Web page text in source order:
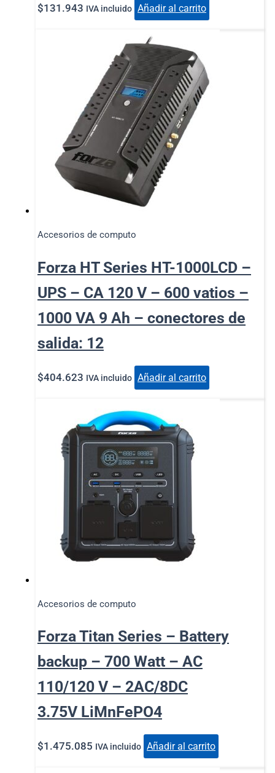
$131.943 IVA incluido Añadir al carrito
Accesorios de computo
Forza HT Series HT-1000LCD –
UPS – CA 120 V – 600 vatios –
1000 VA 9 Ah – conectores de
salida: 12
$404.623 IVA incluido Añadir al carrito
Accesorios de computo
Forza Titan Series – Battery
backup – 700 Watt – AC
110/120 V – 2AC/8DC
3.75V LiMnFePO4
$1.475.085 IVA incluido Añadir al carrito